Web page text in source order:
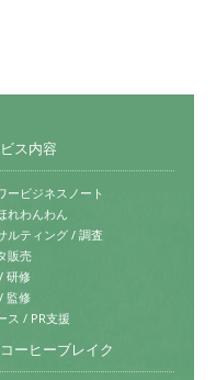
ス内容
ービジネスノート
れわんわん
ルティング / 調査
販売
研修
監修
ス / PR支援
ーヒーブレイク